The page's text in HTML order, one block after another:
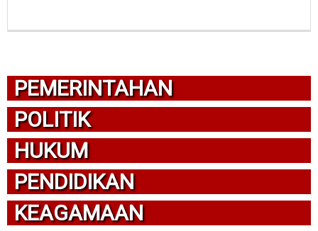
PEMERINTAHAN
POLITIK
HUKUM
PENDIDIKAN
KEAGAMAAN